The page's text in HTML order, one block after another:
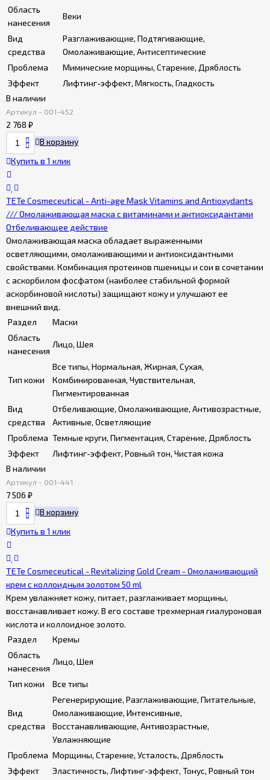
Область
нанесения
Веки
Вид
средства
Разглаживающие, Подтягивающие,
Омолаживающие, Антисептические
Проблема
Мимические морщины, Старение, Дряблость
Эффект
Лифтинг-эффект, Мягкость, Гладкость
В наличии
Артикул - 001-452
2 768 ₽
В корзину
Купить в 1 клик
TETe Cosmeceutical - Anti-age Mask Vitamins and Antioxydants
/// Омолаживающая маска с витаминами и антиоксидантами
Отбеливающее действие
Омолаживающая маска обладает выраженными
осветляющими, омолаживающими и антиоксидантными
свойствами. Комбинация протеинов пшеницы и сои в сочетании
с аскорбилом фосфатом (наиболее стабильной формой
аскорбиновой кислоты) защищают кожу и улучшают ее
внешний вид.
Раздел
Маски
Область
нанесения
Лицо, Шея
Тип кожи
Все типы, Нормальная, Жирная, Сухая,
Комбинированная, Чувствительная,
Пигментированная
Вид
средства
Отбеливающие, Омолаживающие, Антивозрастные,
Активные, Осветляющие
Проблема Темные круги, Пигментация, Старение, Дряблость
Эффект
Лифтинг-эффект, Ровный тон, Чистая кожа
В наличии
Артикул - 001-441
7 506 ₽
В корзину
Купить в 1 клик
TETe Cosmeceutical - Revitalizing Gold Cream - Омолаживающий
крем с коллоидным золотом 50 ml
Крем увлажняет кожу, питает, разглаживает морщины,
восстанавливает кожу. В его составе трехмерная гиалуроновая
кислота и коллоидное золото.
Раздел
Кремы
Область
нанесения
Лицо, Шея
Тип кожи Все типы
Вид
средства
Регенерирующие, Разглаживающие, Питательные,
Омолаживающие, Интенсивные,
Восстанавливающие, Антивозрастные,
Увлажняющие
Проблема Морщины, Старение, Усталость, Дряблость
Эффект
Эластичность, Лифтинг-эффект, Тонус, Ровный тон